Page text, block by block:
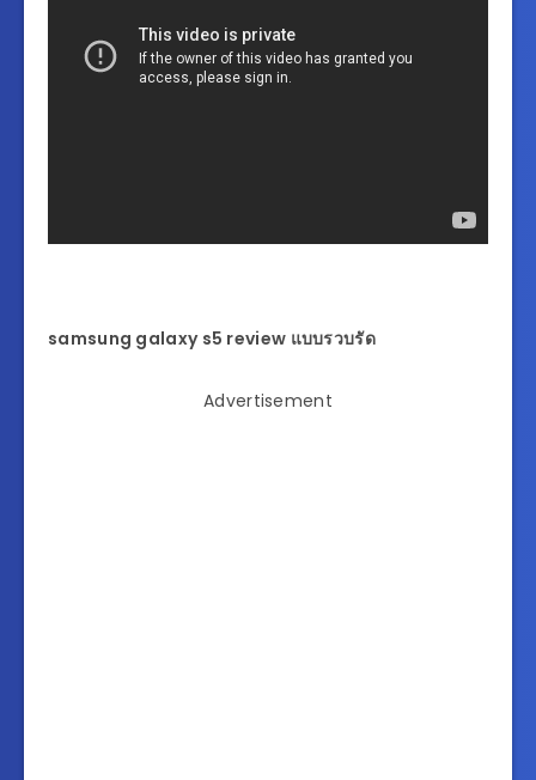
samsung galaxy s5 review แบบรวบรัด
Advertisement